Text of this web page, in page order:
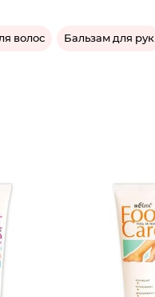
волос Бальзам для рук